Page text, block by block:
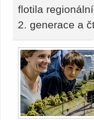
flotila
2. generace a